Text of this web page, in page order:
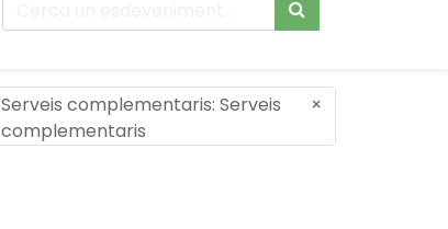
Serveis complementaris: Serveis
complementaris
×